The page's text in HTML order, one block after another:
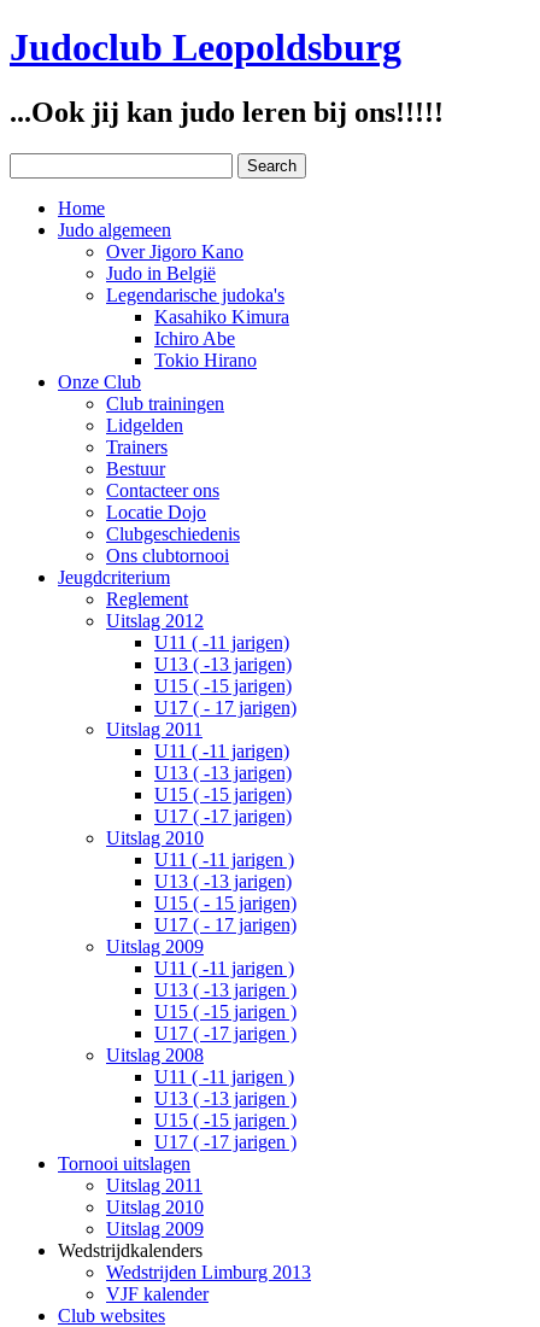
Judoclub Leopoldsburg
...Ook jij kan judo leren bij ons!!!!!
Home
Judo algemeen
Over Jigoro Kano
Judo in België
Legendarische judoka's
Kasahiko Kimura
Ichiro Abe
Tokio Hirano
Onze Club
Club trainingen
Lidgelden
Trainers
Bestuur
Contacteer ons
Locatie Dojo
Clubgeschiedenis
Ons clubtornooi
Jeugdcriterium
Reglement
Uitslag 2012
U11 ( -11 jarigen)
U13 ( -13 jarigen)
U15 ( -15 jarigen)
U17 ( - 17 jarigen)
Uitslag 2011
U11 ( -11 jarigen)
U13 ( -13 jarigen)
U15 ( -15 jarigen)
U17 ( -17 jarigen)
Uitslag 2010
U11 ( -11 jarigen )
U13 ( -13 jarigen)
U15 ( - 15 jarigen)
U17 ( - 17 jarigen)
Uitslag 2009
U11 ( -11 jarigen )
U13 ( -13 jarigen )
U15 ( -15 jarigen )
U17 ( -17 jarigen )
Uitslag 2008
U11 ( -11 jarigen )
U13 ( -13 jarigen )
U15 ( -15 jarigen )
U17 ( -17 jarigen )
Tornooi uitslagen
Uitslag 2011
Uitslag 2010
Uitslag 2009
Wedstrijdkalenders
Wedstrijden Limburg 2013
VJF kalender
Club websites